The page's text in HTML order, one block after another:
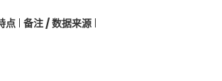
点 备注 / 数据来源